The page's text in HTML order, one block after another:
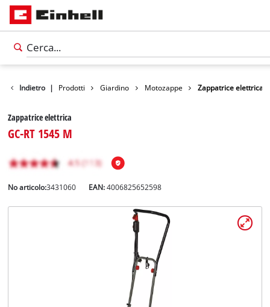
Indietro | Prodotti Giardino Motozappe Zappatrice elettrica
Zappatrice elettrica
GC-RT 1545 M
No articolo:3431060 EAN:4006825652598